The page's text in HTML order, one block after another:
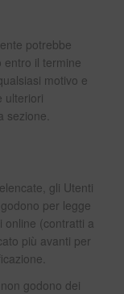
potrebbe
entro il termine
motivo e
ulteriori
sezione.
gli Utenti
per legge
online (contratti a
più avanti per
godono dei